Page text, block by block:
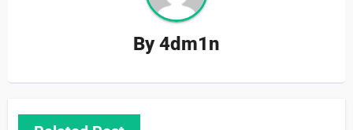
By4dm1n